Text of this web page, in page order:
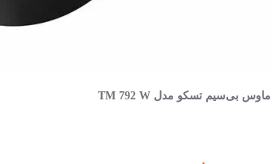
ماوس بی‌سیم تسکو مدل TM 792 W